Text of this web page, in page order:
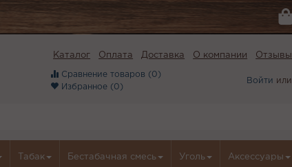
Каталог Оплата Доставка О компании Отзывы
Сравнение товаров (0)
Избранное (0)
Войти или
Табак Бестабачная смесь Уголь Аксессуары